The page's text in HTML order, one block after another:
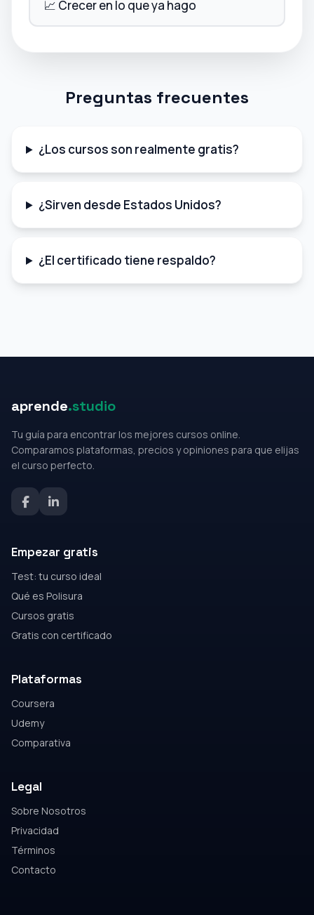
📈 Crecer en lo que ya hago
Preguntas frecuentes
¿Los cursos son realmente gratis?
¿Sirven desde Estados Unidos?
¿El certificado tiene respaldo?
aprende.studio
Tu guía para encontrar los mejores cursos online.
Comparamos plataformas, precios y opiniones para que elijas
el curso perfecto.
Empezar gratis
Test: tu curso ideal
Qué es Polisura
Cursos gratis
Gratis con certificado
Plataformas
Coursera
Udemy
Comparativa
Legal
Sobre Nosotros
Privacidad
Términos
Contacto